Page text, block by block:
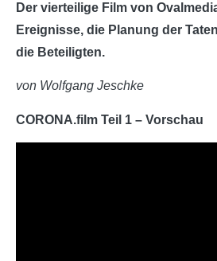
Der vierteilige Film von
Ereignisse, die Planung der
die Beteiligten.
von Wolfgang Jeschke
CORONA.film Teil 1 – Vorschau